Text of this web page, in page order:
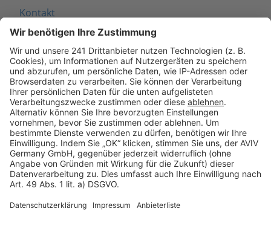
Kontakt
Seitenaufbau
Barrierefreiheit
Cookie Einstellungen
Rechtliches
AGB-Übersicht
Datenschutz
Impressum